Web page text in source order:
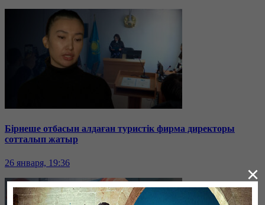
Бірнеше отбасын алдаған туристік фирма директоры
сотталып жатыр
26 января, 19:36 ×